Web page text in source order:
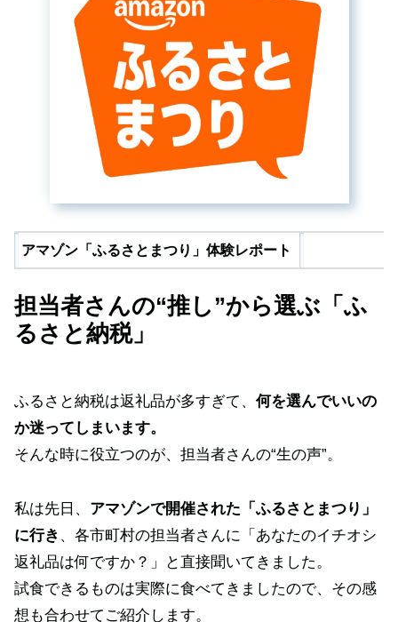
アマゾン「ふるさとまつり」体験レポート
担当者さんの“推し”から選ぶ「ふ
るさと納税」
ふるさと納税は返礼品が多すぎて、 何を選んでいいの
か迷ってしまいます。
そんな時に役立つのが、担当者さんの“生の声”。
私は先日、 アマゾンで開催された「ふるさとまつり」
に行き 、各市町村の担当者さんに「あなたのイチオシ
返礼品は何ですか？」と直接聞いてきました。
試食できるものは実際に食べてきましたので、その感
想も合わせてご紹介します。